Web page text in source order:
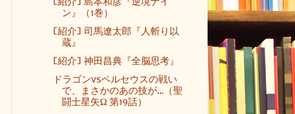
ン』（1巻）
[紹介] 司馬遼太郎『人斬り以
蔵』
[紹介] 神田昌典『全脳思考』
ドラゴンvsペルセウスの戦い
で、まさかのあの技が…（聖
闘士星矢Ω 第19話）